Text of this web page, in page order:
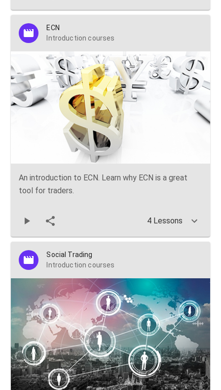
ECN
Introduction courses
An introduction to ECN. Learn why ECN is a great
tool for traders.
4 Lessons
Social Trading
Introduction courses